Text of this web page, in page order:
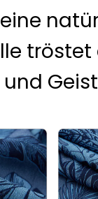
tröstet
und